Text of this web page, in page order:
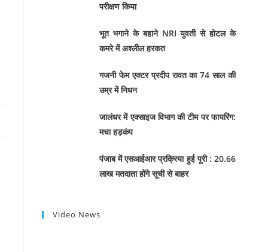
परीक्षण किया
भूत भगाने के बहाने NRI युवती से होटल के
कमरे में अश्लील हरकत
गजनी फेम एक्टर प्रदीप रावत का 74 साल की
उम्र में निधन
जालंधर में एक्साइज विभाग की टीम पर फायरिंग:
मचा हड़कंप
पंजाब में एसआईआर प्रक्रिया हुई पूरी : 20.66
लाख मतदाता होंगे सूची से बाहर
Video News